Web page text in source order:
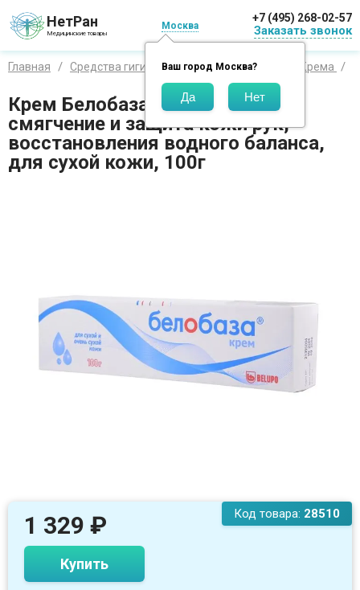
НетРан
Медицинские товары
Москва
Ваш город Москва?
+7 (495) 268-02-57
Заказать звонок
Главная Средства гигиены Средства для рук Крема
Крем Белобаза, увлажнение,
смягчение и защита кожи рук,
восстановления водного баланса,
для сухой кожи, 100г
Код товара: 28510
1 329 ₽
Купить